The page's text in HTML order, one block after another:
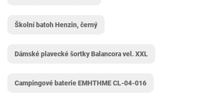
Školní batoh Henzin, černý
Dámské plavecké šortky Balancora vel. XXL
Campingové baterie EMHTHME ‎CL-04-016